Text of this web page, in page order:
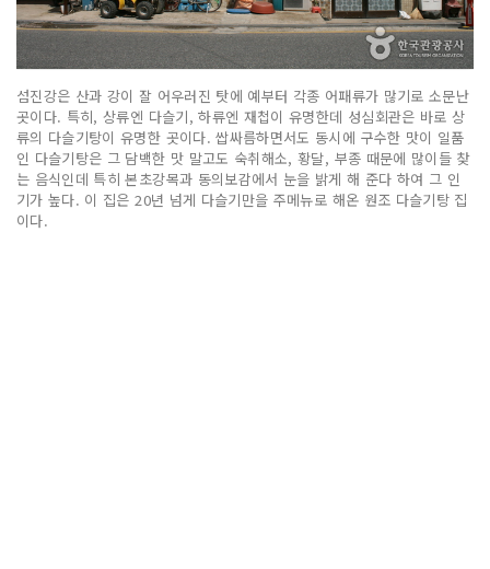
섬진강은 산과 강이 잘 어우러진 탓에 예부터 각종 어패류가 많기로 소문난
곳이다. 특히, 상류엔 다슬기, 하류엔 재첩이 유명한데 성심회관은 바로 상
류의 다슬기탕이 유명한 곳이다. 쌉싸름하면서도 동시에 구수한 맛이 일품
인 다슬기탕은 그 담백한 맛 말고도 숙취해소, 황달, 부종 때문에 많이들 찾
는 음식인데 특히 본초강목과 동의보감에서 눈을 밝게 해 준다 하여 그 인
기가 높다. 이 집은 20년 넘게 다슬기만을 주메뉴로 해온 원조 다슬기탕 집
이다.